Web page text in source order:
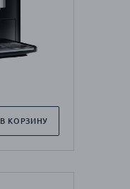
В КОРЗИНУ